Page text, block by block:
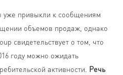
уже привыкли к сообщениям
объемов продаж, однако
свидетельствует о том, что
году можно ожидать
активности. Речь